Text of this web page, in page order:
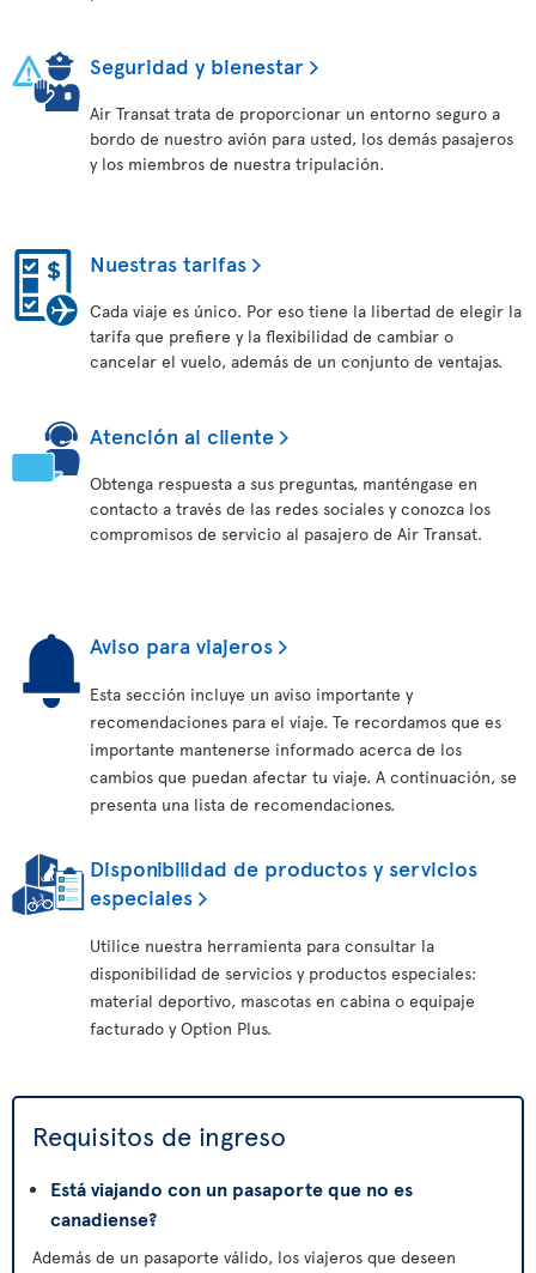
Seguridad y bienestar
Air Transat trata de proporcionar un entorno seguro a
bordo de nuestro avión para usted, los demás pasajeros
y los miembros de nuestra tripulación.
Nuestras tarifas
Cada viaje es único. Por eso tiene la libertad de elegir la
tarifa que prefiere y la flexibilidad de cambiar o
cancelar el vuelo, además de un conjunto de ventajas.
Atención al cliente
Obtenga respuesta a sus preguntas, manténgase en
contacto a través de las redes sociales y conozca los
compromisos de servicio al pasajero de Air Transat.
Aviso para viajeros
Esta sección incluye un aviso importante y
recomendaciones para el viaje. Te recordamos que es
importante mantenerse informado acerca de los
cambios que puedan afectar tu viaje. A continuación, se
presenta una lista de recomendaciones.
Disponibilidad de productos y servicios
especiales
Utilice nuestra herramienta para consultar la
disponibilidad de servicios y productos especiales:
material deportivo, mascotas en cabina o equipaje
facturado y Option Plus.
Requisitos de ingreso
Está viajando con un pasaporte que no es
canadiense?
Además de un pasaporte válido, los viajeros que deseen